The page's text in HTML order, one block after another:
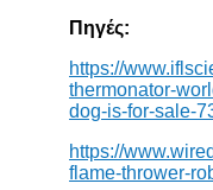
Πηγές:
https://
thermonator-
dog-is-for-sale-
https://
flame-thrower-